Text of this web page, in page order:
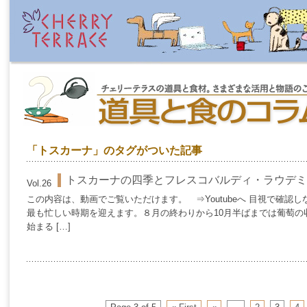
「トスカーナ」のタグがついた記事
Vol.26 トスカーナの四季とフレスコバルディ・ラウデ
この内容は、動画でご覧いただけます。 ⇒Youtubeへ 目視で確認し
最も忙しい時期を迎えます。８月の終わりから10月半ばまでは葡萄
始まる […]